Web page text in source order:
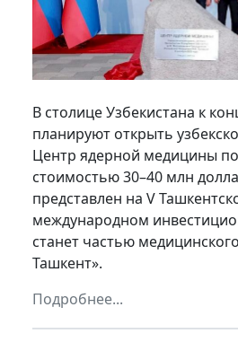
В столице Узбекистана к
планируют открыть
Центр ядерной медицины
стоимостью 30–40 млн
представлен на V
международном
станет частью
Ташкент».
Подробнее...